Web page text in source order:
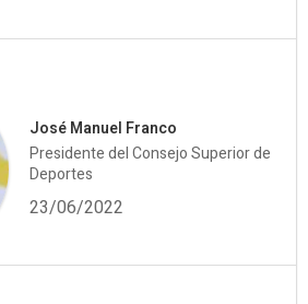
José Manuel Franco
Presidente del Consejo Superior de
Deportes
23/06/2022